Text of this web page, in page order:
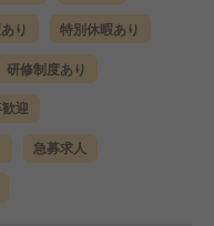
り 特別休暇あり
研修制度あり
迎
急募求人